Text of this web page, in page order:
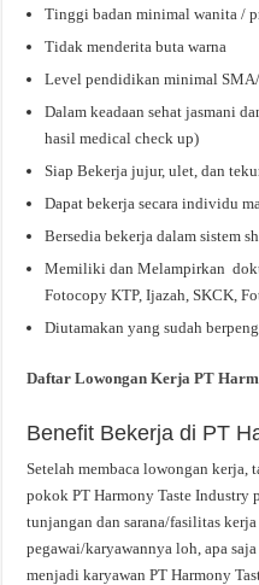
Tinggi badan minimal wanita /
Tidak menderita buta warna
Level pendidikan minimal
Dalam keadaan sehat jasmani
hasil medical check up)
Siap Bekerja jujur, ulet, dan
Dapat bekerja secara individu
Bersedia bekerja dalam sistem
Memiliki dan Melampirkan
Fotocopy KTP, Ijazah, SKCK,
Diutamakan yang sudah
Daftar Lowongan Kerja PT
Benefit Bekerja di PT
Setelah membaca lowongan kerja,
pokok PT Harmony Taste Industry
tunjangan dan sarana/fasilitas
pegawai/karyawannya loh, apa
menjadi karyawan PT Harmony